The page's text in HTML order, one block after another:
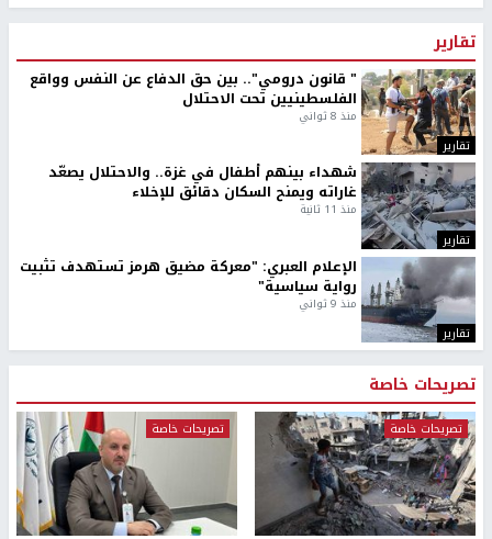
تقارير
تقارير
" قانون درومي".. بين حق الدفاع عن النفس وواقع
الفلسطينيين تحت الاحتلال
منذ 8 ثواني
تقارير
شهداء بينهم أطفال في غزة.. والاحتلال يصعّد
غاراته ويمنح السكان دقائق للإخلاء
منذ 11 ثانية
تقارير
الإعلام العبري: "معركة مضيق هرمز تستهدف تثبيت
رواية سياسية"
منذ 9 ثواني
تصريحات خاصة
تصريحات خاصة تصريحات خاصة